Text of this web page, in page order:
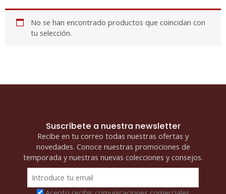
No se han encontrado productos que coincidan con
tu selección.
Suscríbete a nuestra newsletter
Recibe en tu correo todas nuestras ofertas y
novedades. Conoce nuestras promociones de
temporada y nuestras nuevas colecciones y consejos.